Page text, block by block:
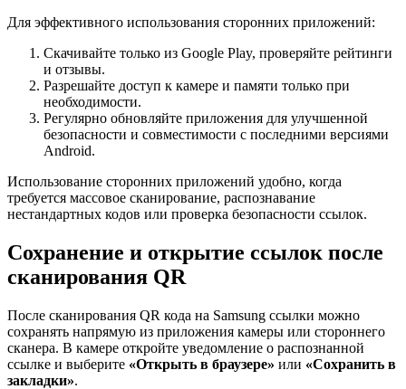
Для эффективного использования сторонних приложений:
Скачивайте только из Google Play, проверяйте рейтинги
и отзывы.
Разрешайте доступ к камере и памяти только при
необходимости.
Регулярно обновляйте приложения для улучшенной
безопасности и совместимости с последними версиями
Android.
Использование сторонних приложений удобно, когда
требуется массовое сканирование, распознавание
нестандартных кодов или проверка безопасности ссылок.
Сохранение и открытие ссылок после
сканирования QR
После сканирования QR кода на Samsung ссылки можно
сохранять напрямую из приложения камеры или стороннего
сканера. В камере откройте уведомление о распознанной
ссылке и выберите «Открыть в браузере» или «Сохранить в
закладки».